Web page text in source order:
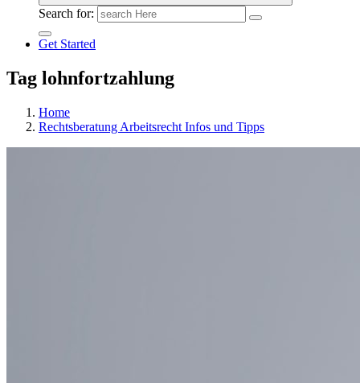
Search for:
Get Started
Tag lohnfortzahlung
Home
Rechtsberatung Arbeitsrecht Infos und Tipps